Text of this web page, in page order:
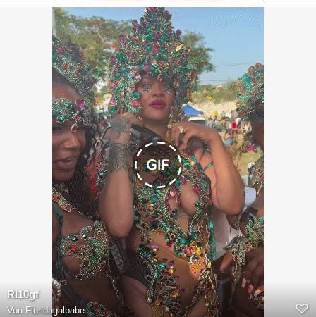
RI10gf
Von Floridagalbabe